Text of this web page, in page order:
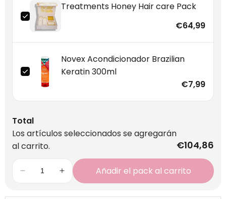
Treatments Honey Hair care Pack
€64,99
Novex Acondicionador Brazilian
Keratin 300ml
€7,99
Total
Los artículos seleccionados se agregarán
al carrito.
€104,86
Añadir el pack al carrito